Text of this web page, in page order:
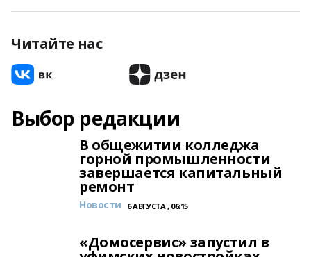
Читайте нас
Выбор редакции
В общежитии колледжа
горной промышленности
завершается капитальный
ремонт
Новости 6 АВГУСТА , 06:15
«Домосервис» запустил в